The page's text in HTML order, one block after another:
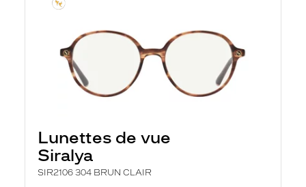
Lunettes de vue
Siralya
SIR2106 304 BRUN CLAIR